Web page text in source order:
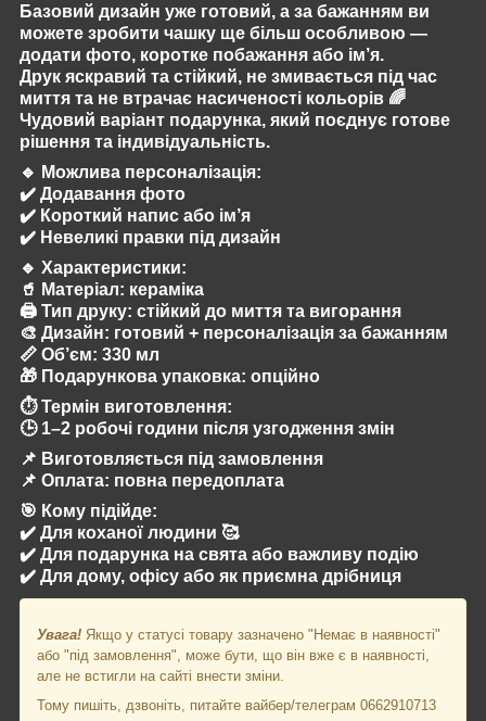
Базовий дизайн уже готовий, а за бажанням ви
можете зробити чашку ще більш особливою —
додати фото, коротке побажання або ім’я.
Друк яскравий та стійкий, не змивається під час
миття та не втрачає насиченості кольорів 🌈
Чудовий варіант подарунка, який поєднує готове
рішення та індивідуальність.
🔹 Можлива персоналізація:
✔️ Додавання фото
✔️ Короткий напис або ім’я
✔️ Невеликі правки під дизайн
🔹 Характеристики:
🥤 Матеріал: кераміка
🖨️ Тип друку: стійкий до миття та вигорання
🎨 Дизайн: готовий + персоналізація за бажанням
📏 Об’єм: 330 мл
🎁 Подарункова упаковка: опційно
⏱️Термін виготовлення:
🕒 1–2 робочі години після узгодження змін
📌 Виготовляється під замовлення
📌 Оплата: повна передоплата
🎯 Кому підійде:
✔️ Для коханої людини 🥰
✔️ Для подарунка на свята або важливу подію
✔️ Для дому, офісу або як приємна дрібниця
Увага! Якщо у статусі товару зазначено "Немає в наявності"
або "під замовлення", може бути, що він вже є в наявності,
але не встигли на сайті внести зміни.
Тому пишіть, дзвоніть, питайте вайбер/телеграм 0662910713